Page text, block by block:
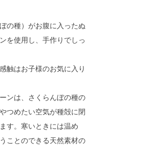
の種）がお腹に入ったぬ
を使用し、手作りでしっ
触はお子様のお気に入り
ンは、さくらんぼの種の
つめたい空気が種殻に閉
す。寒いときには温め
ことのできる天然素材の